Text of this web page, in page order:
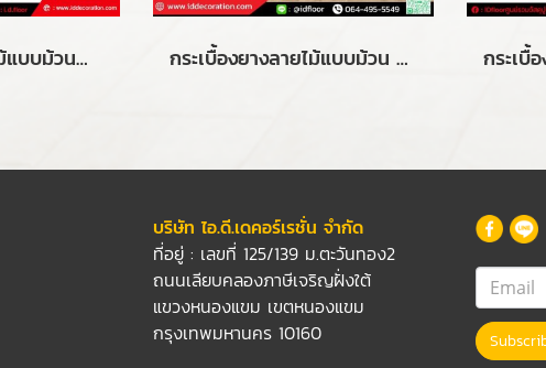
กระเบื้องยางลายไม้แบบม้วนสำหรับผู้สูงอายุ รุ่น Soft Floor-LVS ความหนา 4.5 mm. กระเบื้องยางลายไม้แบบม้วน รุ่น Soft Floor-LVS ความหนา 3.2 mm.
บริษัท ไอ.ดี.เดคอร์เรชั่น จำกัด
ที่อยู่ : เลขที่ 125/139 ม.ตะวันทอง2
ถนนเลียบคลองภาษีเจริญฝั่งใต้
แขวงหนองแขม เขตหนองแขม
กรุงเทพมหานคร 10160